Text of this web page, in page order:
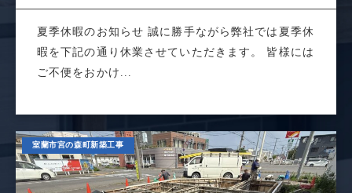
夏季休暇のお知らせ 誠に勝手ながら弊社では夏季休
暇を下記の通り休業させていただきます。 皆様には
ご不便をおかけ...
室蘭市宮の森町新築工事